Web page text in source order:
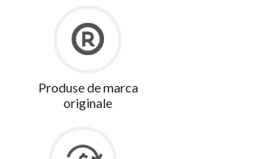
Produse de marca
originale